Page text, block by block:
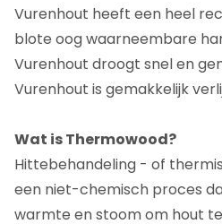
Vurenhout heeft een heel
blote oog waarneembare
Vurenhout droogt snel en
Vurenhout is gemakkelijk
Wat is Thermowood?
Hittebehandeling - of
een niet-chemisch proces
warmte en stoom om hout